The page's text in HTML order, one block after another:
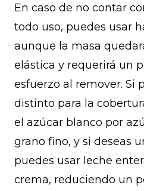
En caso de no contar
todo uso, puedes usar
aunque la masa
elástica y requerirá un
esfuerzo al remover. Si
distinto para la
el azúcar blanco por
grano fino, y si deseas
puedes usar leche
crema, reduciendo un